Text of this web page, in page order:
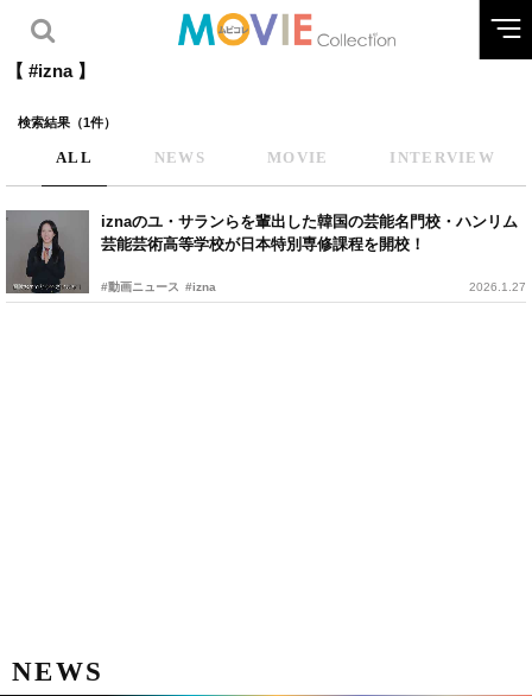
【 #izna 】
検索結果（1件）
ALL NEWS MOVIE INTERVIEW
iznaのユ・サランらを輩出した韓国の芸能名門校・ハンリム
芸能芸術高等学校が日本特別専修課程を開校！
#動画ニュース #izna 2026.1.27
NEWS